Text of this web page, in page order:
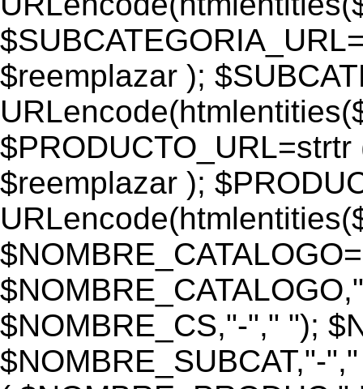
$reemplazar );
$reemplazar );
$NOMBRE_CS,"-"," ");
$NOMBRE_SUBCAT,"-